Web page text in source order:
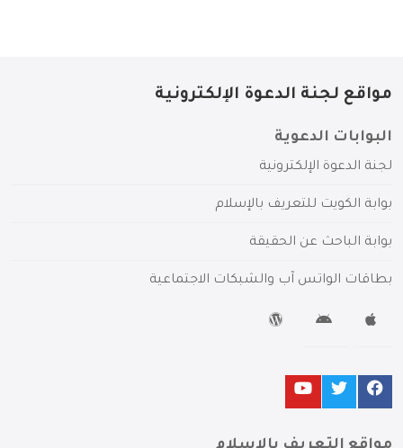
مواقع لجنة الدعوة الإلكترونية
البوابات الدعوية
لجنة الدعوة الإلكترونية
بوابة الكويت للتعريف بالإسلام
بوابة الباحث عن الحقيقة
بطاقات الواتس آب والشبكات الاجتماعية